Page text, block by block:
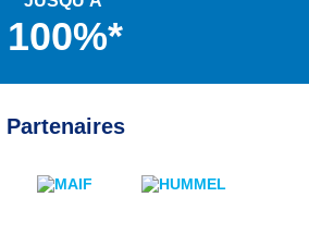
100%*
Partenaires